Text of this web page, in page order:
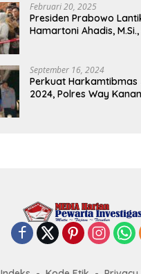
Februari 20, 2025
Presiden Prabowo
Hamartoni Ahadis,
2025-2030 Di Istana
September 16, 2024
Perkuat Harkamtibmas
2024, Polres Way